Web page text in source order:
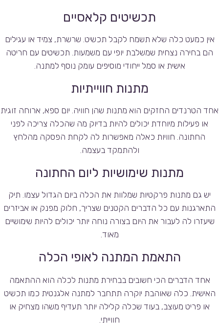
תכשיטים קלאסיים
אין כמעט כלה שלא תשמח לקבל תכשיט. שרשרת, צמיד או עגילים
הם בחירה נצחית שמשלבת יופי עם משמעות. תכשיטים עם חריטה
אישית או סמל ייחודי מוסיפים עומק נוסף למתנה.
מתנות חווייתיות
אחד הטרנדים החזקים הוא מתנות שהן חוויה. יום ספא, ארוחה זוגית
או פעילות מיוחדת יכולים להיות בדיוק מה שהכלה צריכה לפני
החתונה. חוויות כאלה מאפשרות לה לקחת הפסקה מהלחץ
ולהתמקד בעצמה.
מתנות שימושיות ליום החתונה
יש גם מתנות פרקטיות שמלוות את הכלה ביום הגדול עצמו. תיק
התארגנות עם כל הדברים הקטנים שצריך, חלוק מפנק או אביזרים
שיעזרו לה לעבור את היום בצורה נוחה יותר יכולים להיות שימושיים
מאוד.
התאמת המתנה לאופי הכלה
אחד הדברים הכי חשובים בבחירת מתנות לכלה הוא ההתאמה
האישית. כלה שאוהבת יוקרה תתחבר למתנה אלגנטית כמו תכשיט
או פריט מעוצב, בעוד שכלה קלילה יותר תעדיף משהו מצחיק או
חווייתי.